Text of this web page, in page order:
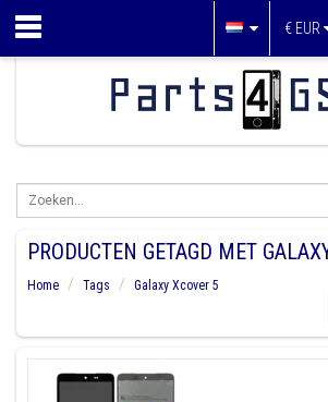
€ EUR
PRODUCTEN GETAGD MET
Home Tags
Galaxy Xcover 5